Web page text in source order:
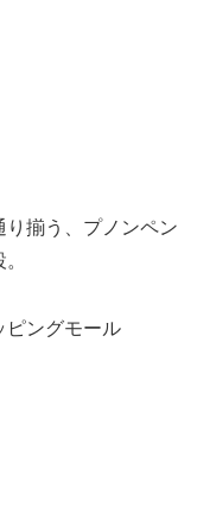
揃う、プノンペン
ピングモール